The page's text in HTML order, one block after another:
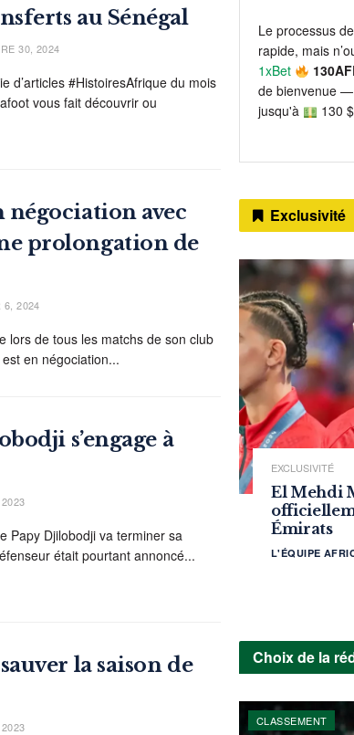
au Sénégal
30, 2024
d’articles #HistoiresAfrique du mois
vous fait découvrir ou
avec
prolongation de
2024
lors de tous les matchs de son club
en négociation...
s’engage à
Papy Djilobodji va terminer sa
était pourtant annoncé...
la saison de
Le processus
rapide, mais
1xBet
de bienvenue
jusqu'à
130
Exclusivité
EXCLUSIVITÉ
El Mehdi
Émirats
L'ÉQUIPE
Choix de la
CLASSEMENT